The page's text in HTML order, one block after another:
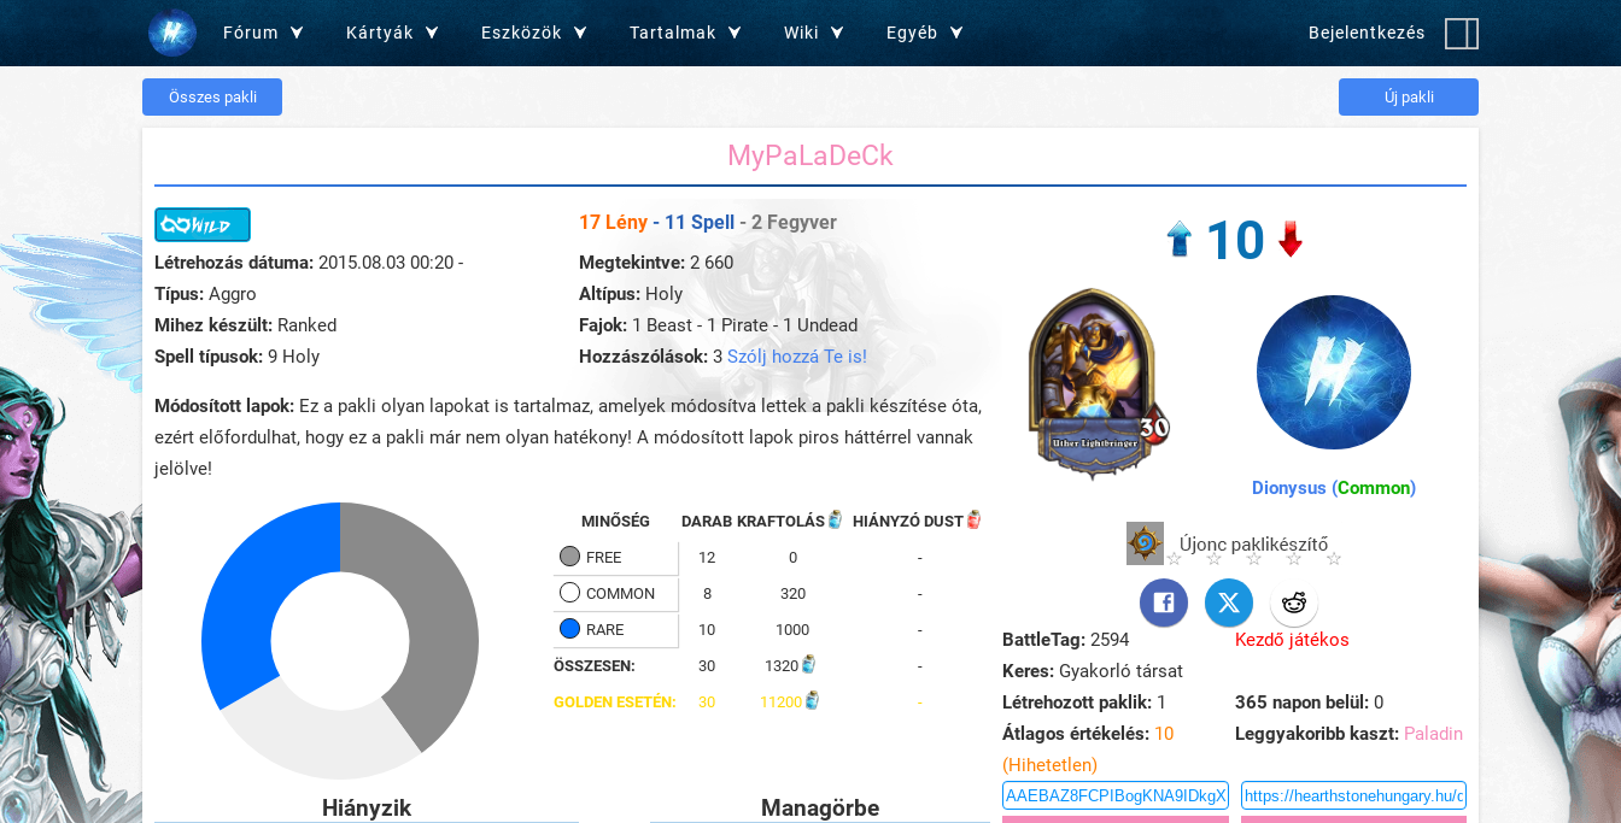
Fórum Kártyák Eszközök Tartalmak Wiki Egyéb Bejelentkezés
Összes pakli Új pakli
MyPaLaDeCk
17 Lény - 11 Spell- 2 Fegyver
Létrehozás dátuma: 2015.08.03 00:20 - Megtekintve:2 660
Típus: Aggro Altípus: Holy
Mihez készült: Ranked Fajok:1 Beast - 1 Pirate - 1 Undead
Spell típusok: 9 Holy Hozzászólások:3 Szólj hozzá Te is!
Módosított lapok: Ez a pakli olyan lapokat is tartalmaz, amelyek módosítva lettek a pakli készítése óta,
ezért előfordulhat, hogy ez a pakli már nem olyan hatékony! A módosított lapok piros háttérrel vannak
jelölve!
MINŐSÉG DARAB KRAFTOLÁS
HIÁNYZÓ DUST
FREE
12 0
-
COMMON
8 320
-
RARE
10 1000
-
ÖSSZESEN:
30 1320
-
GOLDEN ESETÉN:
30 11200 -
Hiányzik Managörbe
10
Dionysus (Common)
BattleTag: 2594
Kezdő játékos
Keres: Gyakorló társat
Létrehozott paklik: 1 365 napon belül:0
Átlagos értékelés: 10
(Hihetetlen)
Leggyakoribb kaszt: Paladin